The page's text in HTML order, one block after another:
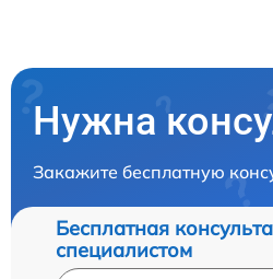
Нужна
Закажите бесплатную
Бесплатная
специалистом